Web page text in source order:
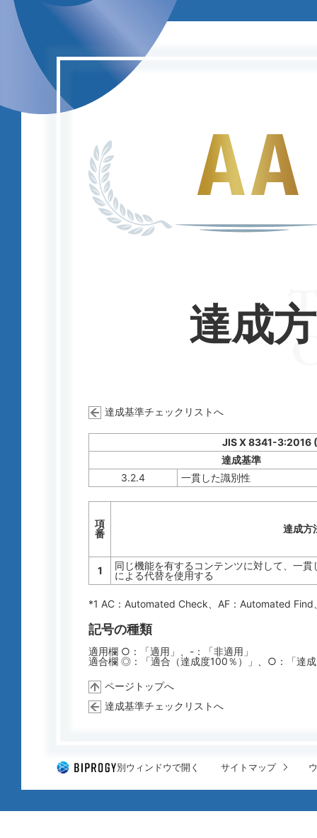
達成
達成基準チェックリストへ
JIS X 8341-3:2016
達成基準
3.2.4
一貫した識別性
項
番
達成方
1
同じ機能を有するコンテンツに対して、一
による代替を使用する
*1 AC： Automated Check 、AF： Automated Find
記号の種類
適用欄 ○：「適用」、-：「非適用」
適合欄 ◎：「適合（達成度100％）」、○：「達
ページトップへ
達成基準チェックリストへ
別ウィンドウで開く サイトマップ